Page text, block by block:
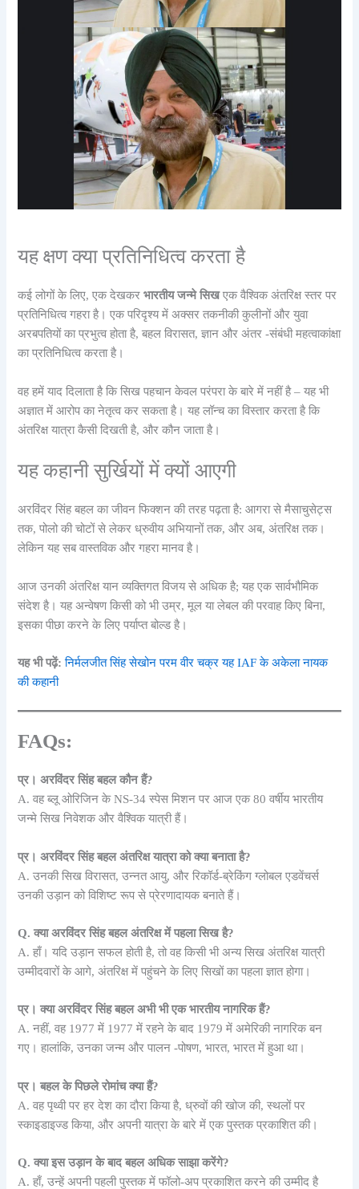
यह क्षण क्या प्रतिनिधित्व करता है
कई लोगों के लिए, एक देखकरभारतीय जन्मे सिखएक वैश्विक अंतरिक्ष स्तर पर
प्रतिनिधित्व गहरा है। एक परिदृश्य में अक्सर तकनीकी कुलीनों और युवा
अरबपतियों का प्रभुत्व होता है, बहल विरासत, ज्ञान और अंतर -संबंधी महत्वाकांक्षा
का प्रतिनिधित्व करता है।
वह हमें याद दिलाता है कि सिख पहचान केवल परंपरा के बारे में नहीं है – यह भी
अज्ञात में आरोप का नेतृत्व कर सकता है। यह लॉन्च का विस्तार करता है कि
अंतरिक्ष यात्रा कैसी दिखती है, और कौन जाता है।
यह कहानी सुर्खियों में क्यों आएगी
अरविंदर सिंह बहल का जीवन फिक्शन की तरह पढ़ता है: आगरा से मैसाचुसेट्स
तक, पोलो की चोटों से लेकर ध्रुवीय अभियानों तक, और अब, अंतरिक्ष तक।
लेकिन यह सब वास्तविक और गहरा मानव है।
आज उनकी अंतरिक्ष यान व्यक्तिगत विजय से अधिक है; यह एक सार्वभौमिक
संदेश है। यह अन्वेषण किसी को भी उम्र, मूल या लेबल की परवाह किए बिना,
इसका पीछा करने के लिए पर्याप्त बोल्ड है।
यह भी पढ़ें:निर्मलजीत सिंह सेखोन परम वीर चक्र यह IAF के अकेला नायक
की कहानी
FAQs:
प्र। अरविंदर सिंह बहल कौन हैं?
A. वह ब्लू ओरिजिन के NS-34 स्पेस मिशन पर आज एक 80 वर्षीय भारतीय
जन्मे सिख निवेशक और वैश्विक यात्री हैं।
प्र। अरविंदर सिंह बहल अंतरिक्ष यात्रा को क्या बनाता है?
A. उनकी सिख विरासत, उन्नत आयु, और रिकॉर्ड-ब्रेकिंग ग्लोबल एडवेंचर्स
उनकी उड़ान को विशिष्ट रूप से प्रेरणादायक बनाते हैं।
Q. क्या अरविंदर सिंह बहल अंतरिक्ष में पहला सिख है?
A. हाँ। यदि उड़ान सफल होती है, तो वह किसी भी अन्य सिख अंतरिक्ष यात्री
उम्मीदवारों के आगे, अंतरिक्ष में पहुंचने के लिए सिखों का पहला ज्ञात होगा।
प्र। क्या अरविंदर सिंह बहल अभी भी एक भारतीय नागरिक हैं?
A. नहीं, वह 1977 में 1977 में रहने के बाद 1979 में अमेरिकी नागरिक बन
गए। हालांकि, उनका जन्म और पालन -पोषण, भारत, भारत में हुआ था।
प्र। बहल के पिछले रोमांच क्या हैं?
A. वह पृथ्वी पर हर देश का दौरा किया है, ध्रुवों की खोज की, स्थलों पर
स्काइडाइज्ड किया, और अपनी यात्रा के बारे में एक पुस्तक प्रकाशित की।
Q. क्या इस उड़ान के बाद बहल अधिक साझा करेंगे?
A. हाँ, उन्हें अपनी पहली पुस्तक में फॉलो-अप प्रकाशित करने की उम्मीद है